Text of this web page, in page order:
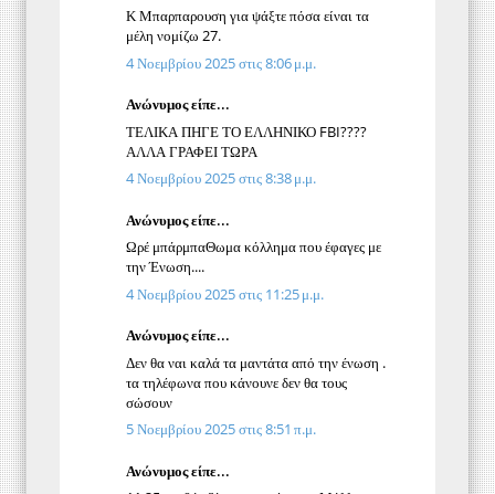
Κ Μπαρπαρουση για ψάξτε πόσα είναι τα
μέλη νομίζω 27.
4 Νοεμβρίου 2025 στις 8:06 μ.μ.
Ανώνυμος είπε...
ΤΕΛΙΚΑ ΠΗΓΕ ΤΟ ΕΛΛΗΝΙΚΟ FBI????
ΑΛΛΑ ΓΡΑΦΕΙ ΤΩΡΑ
4 Νοεμβρίου 2025 στις 8:38 μ.μ.
Ανώνυμος είπε...
Ωρέ μπάρμπαΘωμα κόλλημα που έφαγες με
την Ένωση....
4 Νοεμβρίου 2025 στις 11:25 μ.μ.
Ανώνυμος είπε...
Δεν θα ναι καλά τα μαντάτα από την ένωση .
τα τηλέφωνα που κάνουνε δεν θα τους
σώσουν
5 Νοεμβρίου 2025 στις 8:51 π.μ.
Ανώνυμος είπε...